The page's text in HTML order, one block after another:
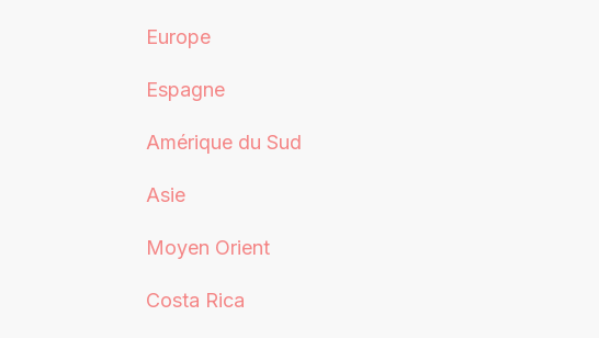
Europe
Espagne
Amérique du Sud
Asie
Moyen Orient
Costa Rica